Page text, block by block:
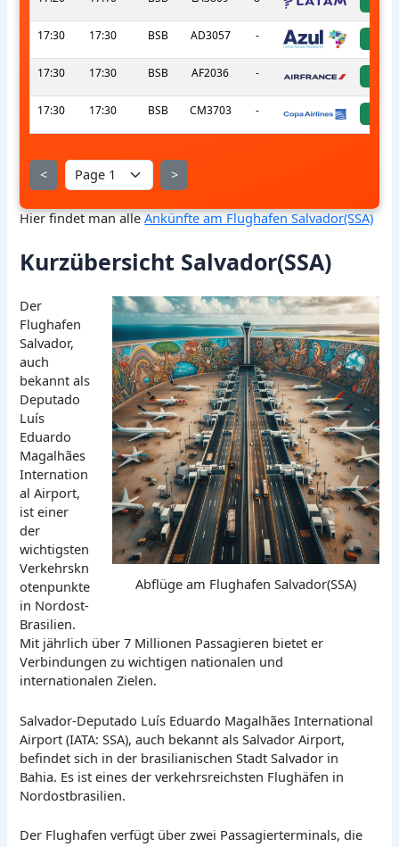
17:30 17:30 BSB AD3057 -
17:30 17:30 BSB AF2036 -
17:30 17:30 BSB CM3703 -
< >
Hier findet man alleAnkünfte am Flughafen Salvador(SSA)
Kurzübersicht Salvador(SSA)
Abflüge am Flughafen Salvador(SSA)
Der
Flughafen
Salvador,
auch
bekannt als
Deputado
Luís
Eduardo
Magalhães
Internation
al Airport,
ist einer
der
wichtigsten
Verkehrskn
otenpunkte
in Nordost-
Brasilien.
Mit jährlich über 7 Millionen Passagieren bietet er
Verbindungen zu wichtigen nationalen und
internationalen Zielen.
Salvador-Deputado Luís Eduardo Magalhães International
Airport (IATA: SSA), auch bekannt als Salvador Airport,
befindet sich in der brasilianischen Stadt Salvador in
Bahia. Es ist eines der verkehrsreichsten Flughäfen in
Nordostbrasilien.
Der Flughafen verfügt über zwei Passagierterminals, die